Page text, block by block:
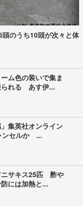
のうち10頭が次々と体
ム色の装いで集ま
られる あす伊...
集英社オンライン
ンセルか ...
ニサキス25匹 酢や
には加熱と...